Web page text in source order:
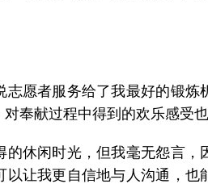
者服务给了我最好的锻炼
奉献过程中得到的欢乐感受
闲时光，但我毫无怨言，
以让我更自信地与人沟通，